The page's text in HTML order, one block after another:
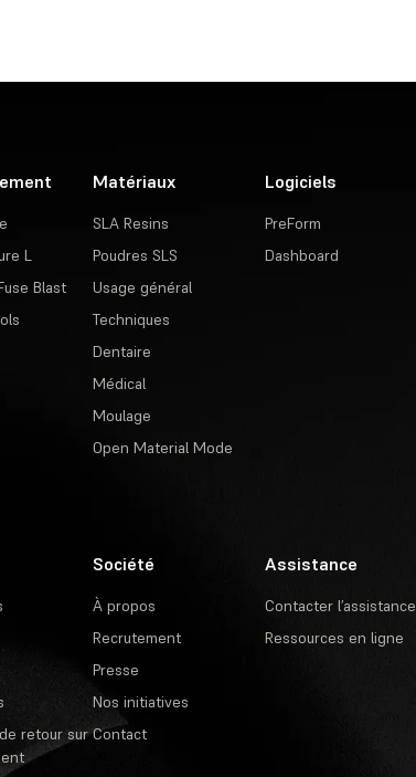
L
Blast
Matériaux
SLA Resins
Poudres SLS
Usage général
Techniques
Dentaire
Médical
Moulage
Open Material Mode
Logiciels
PreForm
Dashboard
retour sur
Société
À propos
Recrutement
Presse
Nos initiatives
Contact
Assistance
Contacter l’assistance
Ressources en ligne